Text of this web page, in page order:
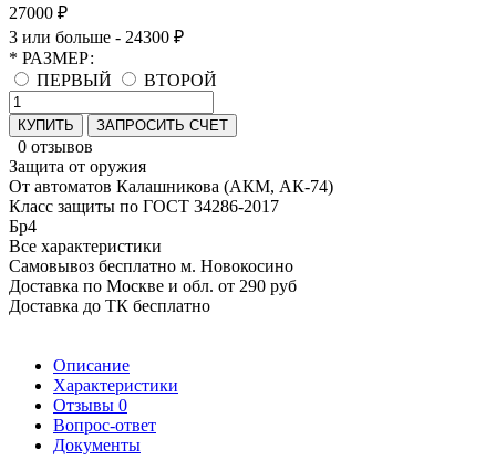
27000 ₽
3 или больше - 24300 ₽
* РАЗМЕР:
ПЕРВЫЙ
ВТОРОЙ
КУПИТЬ ЗАПРОСИТЬ СЧЕТ
0 отзывов
Защита от оружия
От автоматов Калашникова (АКМ, АК-74)
Класс защиты по ГОСТ 34286-2017
Бр4
Все характеристики
Самовывоз бесплатно м. Новокосино
Доставка по Москве и обл. от 290 руб
Доставка до ТК бесплатно
Описание
Характеристики
Отзывы 0
Вопрос-ответ
Документы